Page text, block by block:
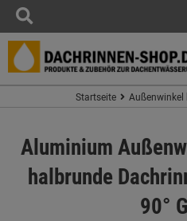
Startseite Außenwinkel
Aluminium
halbrunde
90°